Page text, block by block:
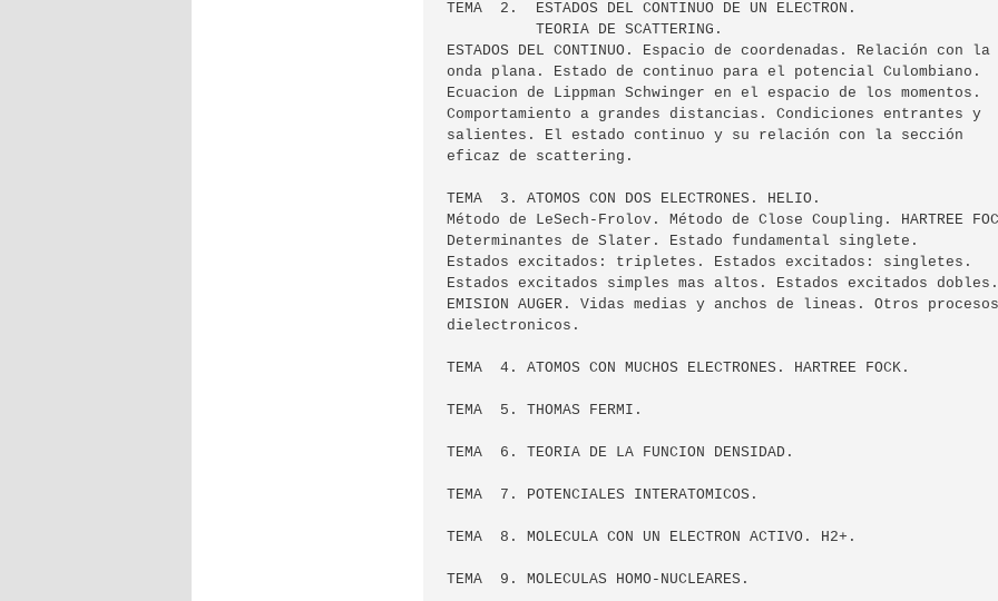
TEMA  2.  ESTADOS DEL CONTINUO DE UN ELECTRON.
          TEORIA DE SCATTERING.
ESTADOS DEL CONTINUO. Espacio de coordenadas. Relación con la
onda plana. Estado de continuo para el potencial Culombiano.
Ecuacion de Lippman Schwinger en el espacio de los momentos.
Comportamiento a grandes distancias. Condiciones entrantes y
salientes. El estado continuo y su relación con la sección
eficaz de scattering.
TEMA  3. ATOMOS CON DOS ELECTRONES. HELIO.
Método de LeSech-Frolov. Método de Close Coupling. HARTREE
Determinantes de Slater. Estado fundamental singlete.
Estados excitados: tripletes. Estados excitados: singletes.
Estados excitados simples mas altos. Estados excitados dobles.
EMISION AUGER. Vidas medias y anchos de lineas. Otros procesos
dielectronicos.
TEMA  4. ATOMOS CON MUCHOS ELECTRONES. HARTREE FOCK.
TEMA  5. THOMAS FERMI.
TEMA  6. TEORIA DE LA FUNCION DENSIDAD.
TEMA  7. POTENCIALES INTERATOMICOS.
TEMA  8. MOLECULA CON UN ELECTRON ACTIVO. H2+.
TEMA  9. MOLECULAS HOMO-NUCLEARES.